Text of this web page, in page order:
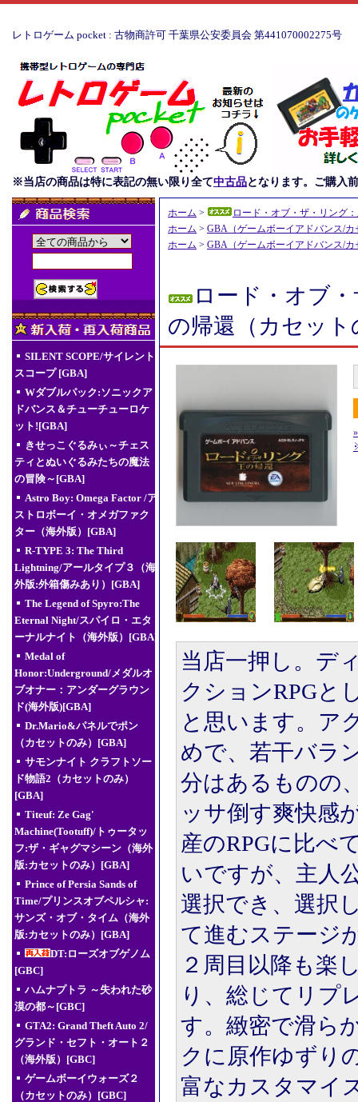
レトロゲーム pocket : 古物商許可 千葉県公安委員会 第441070002275号
※当店の商品は特に表記の無い限り全て中古品となります。ご購入
SILENT SCOPE/サイレント
スコープ [GBA]
Wダブルパック:ソニックア
ドバンス＆チューチューロケ
ット![GBA]
きせっこぐるみぃ～チェス
ティとぬいぐるみたちの魔法
の冒険～[GBA]
Astro Boy: Omega Factor /ア
ストロボーイ・オメガファク
ター（海外版）[GBA]
R-TYPE 3: The Third
Lightning/アールタイプ３（海
外版:外箱傷みあり）[GBA]
The Legend of Spyro:The
Eternal Night/スパイロ・エタ
ーナルナイト（海外版）[GBA]
Medal of
Honor:Underground/メダルオ
ブオナー：アンダーグラウン
ド(海外版)[GBA]
Dr.Mario&パネルでポン
（カセットのみ）[GBA]
サモンナイト クラフトソー
ド物語2（カセットのみ）
[GBA]
Titeuf: Ze Gag'
Machine(Tootuff)/トゥータッ
フ:ザ・ギャグマシーン（海外
版:カセットのみ）[GBA]
Prince of Persia Sands of
Time/プリンスオブペルシャ:
サンズ・オブ・タイム（海外
版:カセットのみ）[GBA]
DT:ローズオブゲノム
[GBC]
ハムナプトラ ～失われた砂
漠の都～[GBC]
GTA2: Grand Theft Auto 2/
グランド・セフト・オート２
（海外版）[GBC]
ゲームボーイウォーズ２
（カセットのみ）[GBC]
ホーム >
ロード・オブ・ザ・リング
ホーム > GBA（ゲームボーイアドバンス/カ
ホーム > GBA（ゲームボーイアドバンス/カ
ロード・オブ
の帰還（カセッ
当店一押し。デ
クションRPGと
と思います。ア
めで、若干バラ
分はあるものの
ッサ倒す爽快感
産のRPGに比べ
いですが、主人
選択でき、選択
て進むステージ
２周目以降も楽
り、総じてリプ
す。緻密で滑ら
クに原作ゆずり
富なカスタマイ